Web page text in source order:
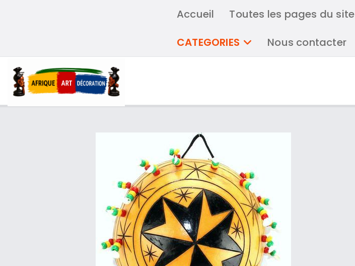
Accueil Toutes les pages du site
CATEGORIES
Nous contacter